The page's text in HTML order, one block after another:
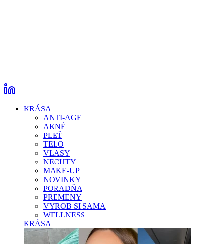
KRÁSA
ANTI-AGE
AKNÉ
PLEŤ
TELO
VLASY
NECHTY
MAKE-UP
NOVINKY
PORADŇA
PREMENY
VYROB SI SAMA
WELLNESS
KRÁSA